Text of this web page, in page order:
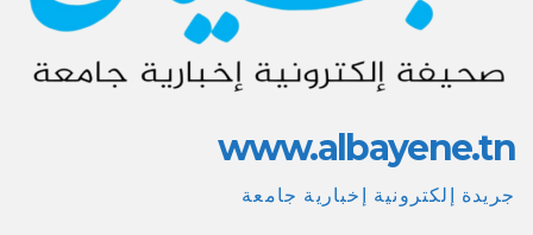
www.albayene.tn
جريدة إلكترونية إخبارية جامعة